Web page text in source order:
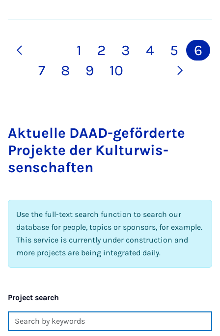
1 2 3 4 5
6
7
8 9 10
Ak­tuelle DAAD-ge­förderte
Pro­jekte der Kul­tur­wis­
senschaften
Use the full-text search function to search our
database for people, topics or sponsors, for example.
This service is currently under construction and
more projects are being integrated daily.
Project search